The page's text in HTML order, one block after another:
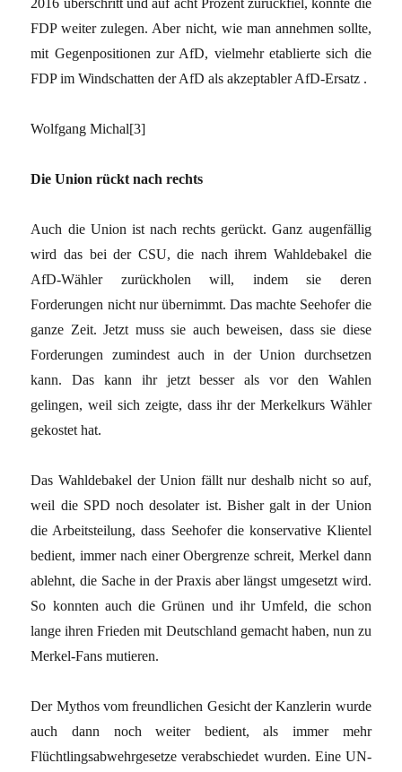
FDP weiter zulegen. Aber nicht, wie man annehmen sollte,
mit Gegenpositionen zur AfD, vielmehr etablierte sich die
FDP im Windschatten der AfD als akzeptabler AfD-Ersatz .
Wolfgang Michal[3]
Die Union rückt nach rechts
Auch die Union ist nach rechts gerückt. Ganz augenfällig
wird das bei der CSU, die nach ihrem Wahldebakel die
AfD-Wähler zurückholen will, indem sie deren
Forderungen nicht nur übernimmt. Das machte Seehofer die
ganze Zeit. Jetzt muss sie auch beweisen, dass sie diese
Forderungen zumindest auch in der Union durchsetzen
kann. Das kann ihr jetzt besser als vor den Wahlen
gelingen, weil sich zeigte, dass ihr der Merkelkurs Wähler
gekostet hat.
Das Wahldebakel der Union fällt nur deshalb nicht so auf,
weil die SPD noch desolater ist. Bisher galt in der Union
die Arbeitsteilung, dass Seehofer die konservative Klientel
bedient, immer nach einer Obergrenze schreit, Merkel dann
ablehnt, die Sache in der Praxis aber längst umgesetzt wird.
So konnten auch die Grünen und ihr Umfeld, die schon
lange ihren Frieden mit Deutschland gemacht haben, nun zu
Merkel-Fans mutieren.
Der Mythos vom freundlichen Gesicht der Kanzlerin wurde
auch dann noch weiter bedient, als immer mehr
Flüchtlingsabwehrgesetze verabschiedet wurden. Eine UN-